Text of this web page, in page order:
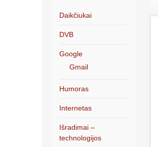
Daikčiukai
DVB
Google
Gmail
Humoras
Internetas
Išradimai –
technologijos